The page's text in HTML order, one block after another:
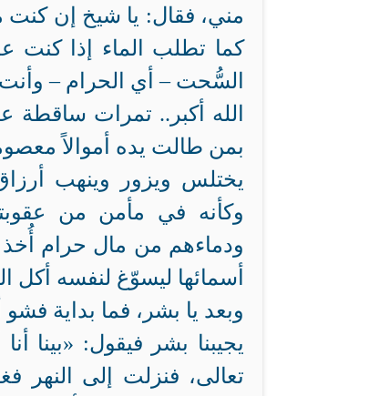
مني، فقال: يا شيخ إن
كما تطلب الماء إذا كنت
السُّحت – أي الحرام – وأنت
الله أكبر.. تمرات ساقطة
بمن طالت يده أموالاً
يختلس ويزور وينهب
وكأنه في مأمن من
ودماءهم من مال حرام أُخذ
أسمائها ليسوّغ لنفسه
وبعد يا بشر، فما بداية
يجيبنا بشر فيقول:
تعالى، فنزلت إلى النهر